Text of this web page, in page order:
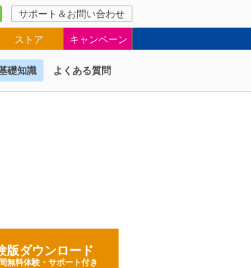
サポート＆お問い合わせ
ストア キャンペーン
礎知識 よくある質問
版ダウンロード
無料体験・サポート付き